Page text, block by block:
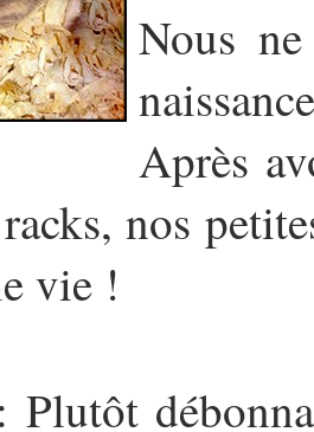
Nous
Après
nos
vie !
: Plutôt